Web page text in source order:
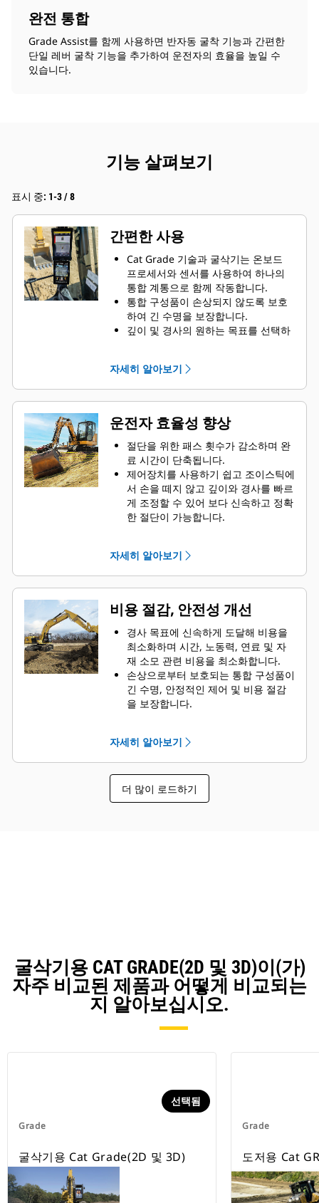
완전 통합
Grade Assist를 함께 사용하면 반자동 굴착 기능과 간편한
단일 레버 굴착 기능을 추가하여 운전자의 효율을 높일 수
있습니다.
기능 살펴보기
표시 중: 1-3 / 8
간편한 사용
Cat Grade 기술과 굴삭기는 온보드
프로세서와 센서를 사용하여 하나의
통합 계통으로 함께 작동합니다.
통합 구성품이 손상되지 않도록 보호
하여 긴 수명을 보장합니다.
깊이 및 경사의 원하는 목표를 선택하
이, 경사도, 수평 거리를 안내해줍니
다.
목표 깊이 및 기울기를 조이스틱 명령,
터치스크린 인터페이스 또는 조그 다
이얼로 쉽게 조정할 수 있습니다.
운전실 내에서 굴착을 시작하고 경사
를 확인합니다.
레이저 트랜스미터와 호환되는 레이저
캐처(선택사양)를 사용하면 굴삭기를
움직여 단번에 벤치하고, 레이저 기준
선을 따라 굴착을 반복하여 작업 현장
자세히 알아보기
운전자 효율성 향상
절단을 위한 패스 횟수가 감소하며 완
료 시간이 단축됩니다.
제어장치를 사용하기 쉽고 조이스틱에
서 손을 떼지 않고 깊이와 경사를 빠르
게 조정할 수 있어 보다 신속하고 정확
한 절단이 가능합니다.
성과 생산성을 높일 수 있습니다.
원하는 경사면 높이 및 깊이에 도달하
면 알림 소리가 나므로 오버컷 또는 언
더컷을 방지할 수 있습니다.
Cat Grade 기술은 숙련도에 관계없이
모든 운전자의 작업 품질과 일관성을
높여줍니다.
Grade Assist를 함께 사용하면 반자동
굴착 기능과 간편한 단일 레버 굴착 기
능을 추가하여 운전자의 효율성을 높
일 수 있습니다.
자세히 알아보기
비용 절감, 안전성 개선
경사 목표에 신속하게 도달해 비용을
최소화하며 시간, 노동력, 연료 및 자
재 소모 관련 비용을 최소화합니다.
손상으로부터 보호되는 통합 구성품이
긴 수명, 안정적인 제어 및 비용 절감
을 보장합니다.
추측하지 않고 정확하게 작업할 수 있
습니다.
굴삭기를 손상시키고 비용을 초래할
수 있는 장애물 근처에서 작업 시 높이
및 깊이 알림을 수신합니다(e 펜스).
자세히 알아보기
더 많이 로드하기
굴삭기용 CAT GRADE(2D 및 3D)이(가)
자주 비교된 제품과 어떻게 비교되는
지 알아보십시오.
Grade
선택됨
굴삭기용 Cat Grade(2D 및 3D)
Grade
도저용 Cat